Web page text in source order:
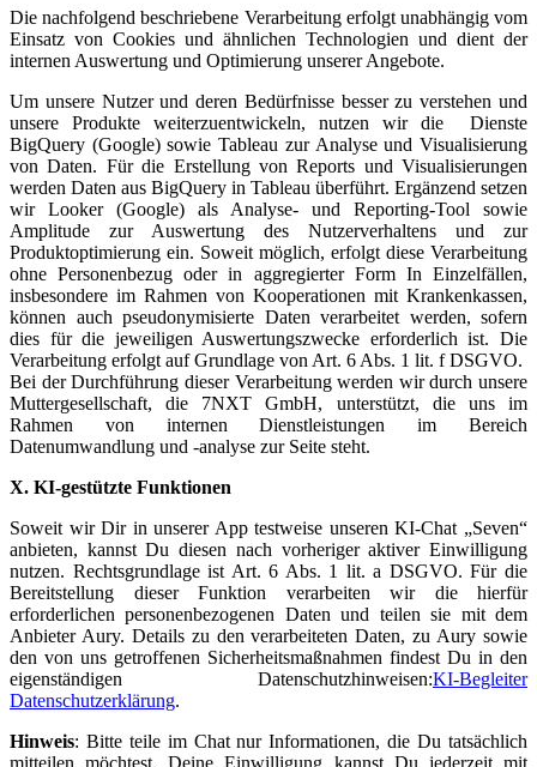
Die nachfolgend beschriebene Verarbeitung erfolgt unabhängig vom
Einsatz von Cookies und ähnlichen Technologien und dient der
internen Auswertung und Optimierung unserer Angebote.
Um unsere Nutzer und deren Bedürfnisse besser zu verstehen und
unsere Produkte weiterzuentwickeln, nutzen wir die Dienste
BigQuery (Google) sowie Tableau zur Analyse und Visualisierung
von Daten. Für die Erstellung von Reports und Visualisierungen
werden Daten aus BigQuery in Tableau überführt. Ergänzend setzen
wir Looker (Google) als Analyse- und Reporting-Tool sowie
Amplitude zur Auswertung des Nutzerverhaltens und zur
Produktoptimierung ein. Soweit möglich, erfolgt diese Verarbeitung
ohne Personenbezug oder in aggregierter Form In Einzelfällen,
insbesondere im Rahmen von Kooperationen mit Krankenkassen,
können auch pseudonymisierte Daten verarbeitet werden, sofern
dies für die jeweiligen Auswertungszwecke erforderlich ist. Die
Verarbeitung erfolgt auf Grundlage von Art. 6 Abs. 1 lit. f DSGVO.
Bei der Durchführung dieser Verarbeitung werden wir durch unsere
Muttergesellschaft, die 7NXT GmbH, unterstützt, die uns im
Rahmen von internen Dienstleistungen im Bereich
Datenumwandlung und -analyse zur Seite steht.
X. KI-gestützte Funktionen
Soweit wir Dir in unserer App testweise unseren KI-Chat „Seven“
anbieten, kannst Du diesen nach vorheriger aktiver Einwilligung
nutzen. Rechtsgrundlage ist Art. 6 Abs. 1 lit. a DSGVO. Für die
Bereitstellung dieser Funktion verarbeiten wir die hierfür
erforderlichen personenbezogenen Daten und teilen sie mit dem
Anbieter Aury. Details zu den verarbeiteten Daten, zu Aury sowie
den von uns getroffenen Sicherheitsmaßnahmen findest Du in den
eigenständigen Datenschutzhinweisen:KI-Begleiter
Datenschutzerklärung.
Hinweis: Bitte teile im Chat nur Informationen, die Du tatsächlich
mitteilen möchtest. Deine Einwilligung kannst Du jederzeit mit